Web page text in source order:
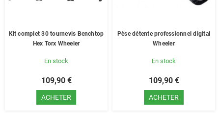
Kit complet 30 tournevis Benchtop
Hex Torx Wheeler
En stock
109,90 €
ACHETER
Pèse détente professionnel digital
Wheeler
En stock
109,90 €
ACHETER